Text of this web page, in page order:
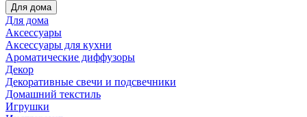
Для дома
Для дома
Аксессуары
Аксессуары для кухни
Ароматические диффузоры
Декор
Декоративные свечи и подсвечники
Домашний текстиль
Игрушки